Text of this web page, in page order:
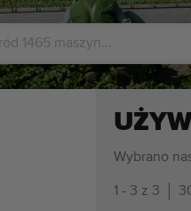
Wybrano
1 - 3 z 3